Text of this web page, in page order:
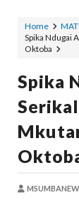
Home
Spika Ndugai
Oktoba
Spika